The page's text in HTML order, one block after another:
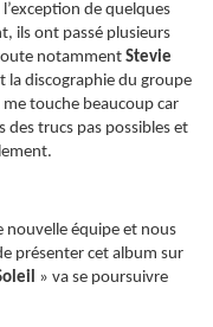
de quelques
ils ont passé plusieurs
notammentStevie
la discographie du groupe
me touche beaucoup car
des trucs pas possibles et
nouvelle équipe et nous
présenter cet album sur
» va se poursuivre